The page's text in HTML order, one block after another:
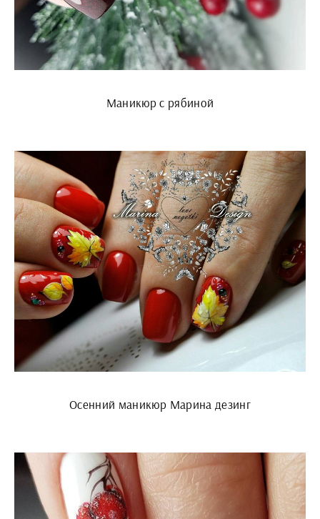
Маникюр с рябиной
Осенний маникюр Марина дезинг